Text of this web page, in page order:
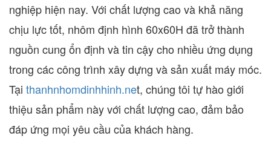
nghiệp hiện nay. Với chất lượng cao và khả năng
chịu lực tốt, nhôm định hình 60x60H đã trở thành
nguồn cung ổn định và tin cậy cho nhiều ứng dụng
trong các công trình xây dựng và sản xuất máy móc.
Tại thanhnhomdinhhinh.net, chúng tôi tự hào giới
thiệu sản phẩm này với chất lượng cao, đảm bảo
đáp ứng mọi yêu cầu của khách hàng.